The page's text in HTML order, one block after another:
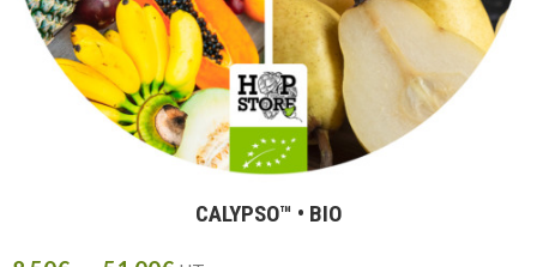
CALYPSO™ • BIO